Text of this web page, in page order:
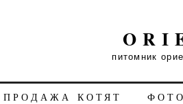
питомник
ПРОДАЖА КОТЯТ